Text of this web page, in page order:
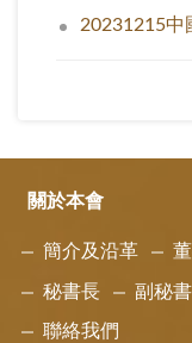
20231215中
關於本會
簡介及沿革
秘書長 副秘
聯絡我們